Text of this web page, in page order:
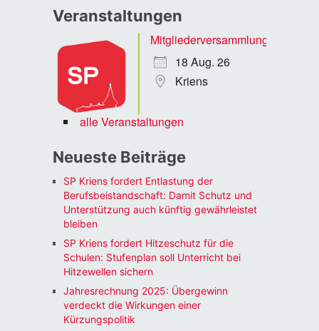
Veranstaltungen
Mitgliederversammlung
18 Aug. 26
Kriens
alle Veranstaltungen
Neueste Beiträge
SP Kriens fordert Entlastung der
Berufsbeistandschaft: Damit Schutz und
Unterstützung auch künftig gewährleistet
bleiben
SP Kriens fordert Hitzeschutz für die
Schulen: Stufenplan soll Unterricht bei
Hitzewellen sichern
Jahresrechnung 2025: Übergewinn
verdeckt die Wirkungen einer
Kürzungspolitik